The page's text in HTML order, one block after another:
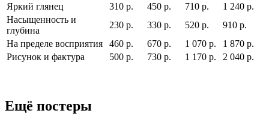
Яркий глянец 310 р. 450 р. 710 р.
1 240 р.
Насыщенность и
глубина
230 р. 330 р. 520 р.
910 р.
На пределе восприятия
460 р. 670 р. 1 070 р.
1 870 р.
Рисунок и фактура
500 р. 730 р. 1 170 р. 2 040 р.
Ещё постеры